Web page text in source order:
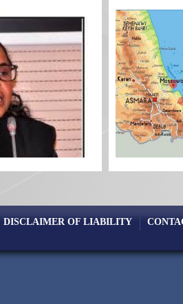
DISCLAIMER OF LIABILITY